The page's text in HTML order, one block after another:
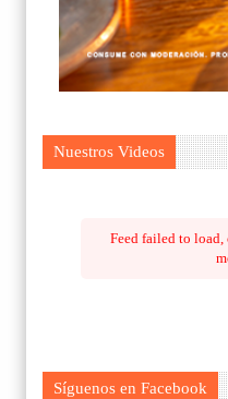
Nuestros Videos
Feed failed to load,
Síguenos en Facebook